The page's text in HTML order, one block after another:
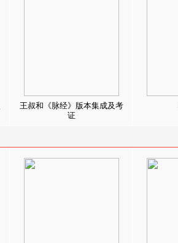
王叔和《脉经》版本集成及考
证